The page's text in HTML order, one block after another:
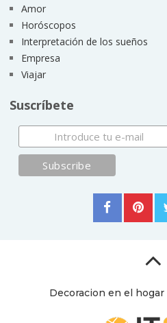
Amor
Horóscopos
Interpretación de los sueños
Empresa
Viajar
Suscríbete
Decoracion en el hogar